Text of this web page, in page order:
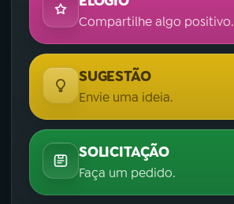
Compartilhe algo positivo.
SUGESTÃO
Envie uma ideia.
SOLICITAÇÃO
Faça um pedido.